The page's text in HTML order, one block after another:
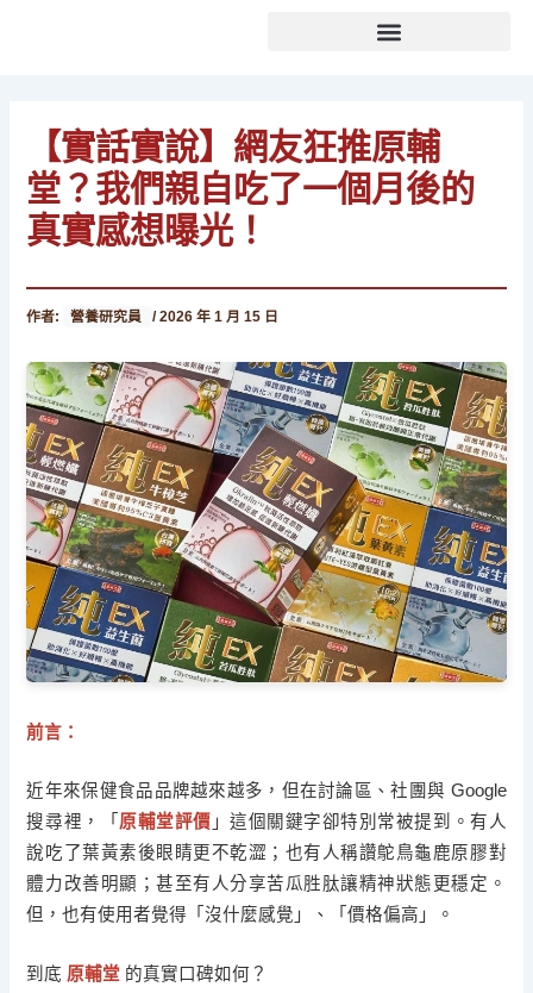
【實話實說】網友狂推原輔
堂？我們親自吃了一個月後的
真實感想曝光！
作者: 營養研究員 /2026 年 1 月 15 日
前言：
近年來保健食品品牌越來越多，但在討論區、社團與 Google
搜尋裡，「 原輔堂評價 」這個關鍵字卻特別常被提到。有人
說吃了葉黃素後眼睛更不乾澀；也有人稱讚鴕鳥龜鹿原膠對
體力改善明顯；甚至有人分享苦瓜胜肽讓精神狀態更穩定。
但，也有使用者覺得「沒什麼感覺」、「價格偏高」。
到底 原輔堂 的真實口碑如何？